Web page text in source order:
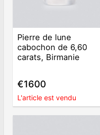
Pierre de lune
cabochon de 6,60
carats, Birmanie
€1600
L'article est vendu